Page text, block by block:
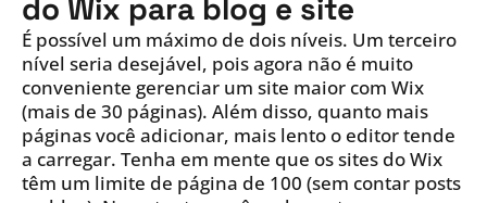
do Wix para blog e site
É possível um máximo de dois níveis. Um terceiro
nível seria desejável, pois agora não é muito
conveniente gerenciar um site maior com Wix
(mais de 30 páginas). Além disso, quanto mais
páginas você adicionar, mais lento o editor tende
a carregar. Tenha em mente que os sites do Wix
têm um limite de página de 100 (sem contar posts